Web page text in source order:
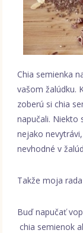
Chia semienka
vašom žalúdku.
zoberú si chia
napučali. Niekto
nejako
nevhodné v
Takže moja
Buď napučať
chia semienok